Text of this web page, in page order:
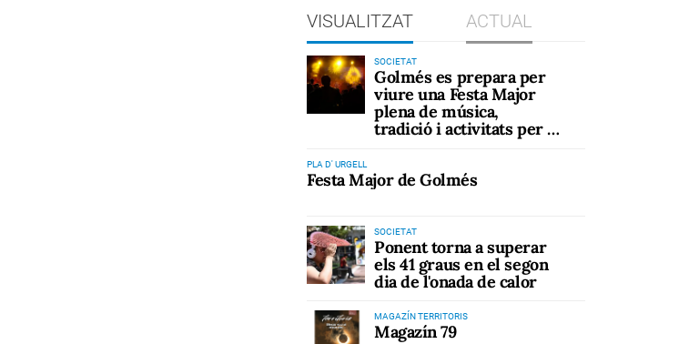
VISUALITZAT ACTUAL
SOCIETAT
Golmés es prepara per
viure una Festa Major
plena de música,
tradició i activitats per a
PLA D' URGELL
Festa Major de Golmés
SOCIETAT
Ponent torna a superar
els 41 graus en el segon
dia de l'onada de calor
MAGAZÍN TERRITORIS
Magazín 79